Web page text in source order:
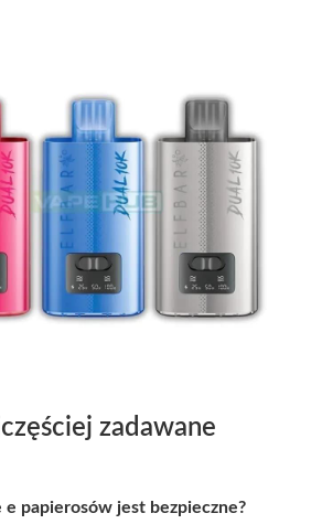
zadawane
e papierosów jest bezpieczne?